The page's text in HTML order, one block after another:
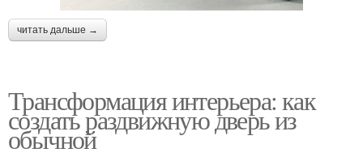
читать дальше →
Трансформация интерьера: как
создать раздвижную дверь из
обычной